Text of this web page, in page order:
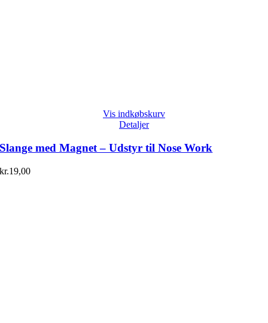
Vis indkøbskurv
Detaljer
Slange med Magnet – Udstyr til Nose Work
kr.19,00